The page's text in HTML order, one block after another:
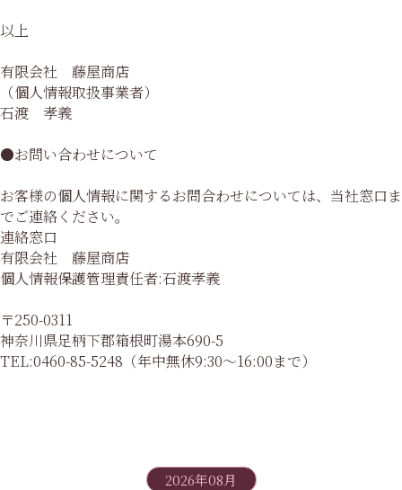
以上
有限会社 藤屋商店
（個人情報取扱事業者）
石渡 孝義
●お問い合わせについて
お客様の個人情報に関するお問合わせについては、当社窓口ま
でご連絡ください。
連絡窓口
有限会社 藤屋商店
個人情報保護管理責任者:石渡孝義
〒250-0311
神奈川県足柄下郡箱根町湯本690-5
TEL:0460-85-5248（年中無休9:30～16:00まで）
2026年08月